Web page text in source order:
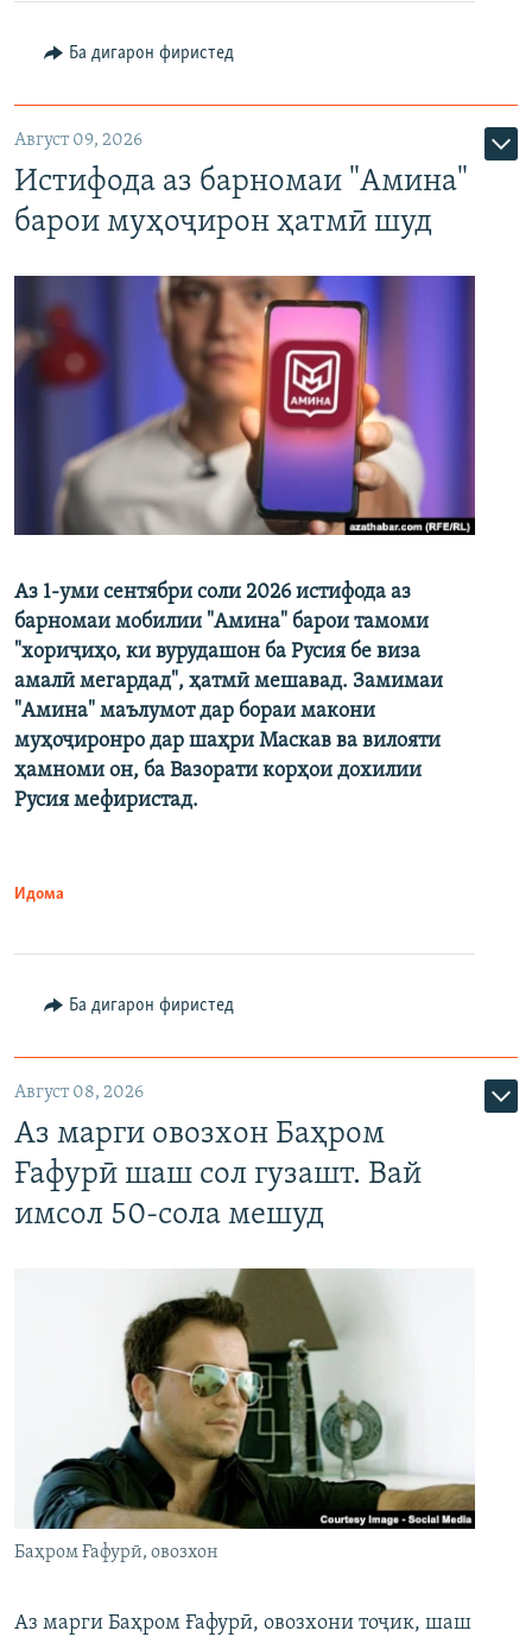
Ба дигарон фиристед
Август 09, 2026
Истифода аз барномаи "Амина"
барои муҳоҷирон ҳатмӣ шуд
Аз 1-уми сентябри соли 2026 истифода аз
барномаи мобилии "Амина" барои тамоми
"хориҷиҳо, ки вурудашон ба Русия бе виза
амалӣ мегардад", ҳатмӣ мешавад. Замимаи
"Амина" маълумот дар бораи макони
муҳоҷиронро дар шаҳри Маскав ва вилояти
ҳамноми он, ба Вазорати корҳои дохилии
Русия мефиристад.
Идома
Ба дигарон фиристед
Август 08, 2026
Аз марги овозхон Баҳром
Ғафурӣ шаш сол гузашт. Вай
имсол 50-сола мешуд
Баҳром Ғафурӣ, овозхон
Аз марги Баҳром Ғафурӣ, овозхони тоҷик, шаш